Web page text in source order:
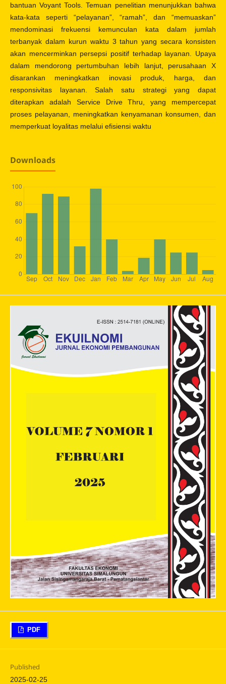
bantuan Voyant Tools. Temuan penelitian menunjukkan bahwa
kata-kata seperti “pelayanan”, “ramah”, dan “memuaskan”
mendominasi frekuensi kemunculan kata dalam jumlah
terbanyak dalam kurun waktu 3 tahun yang secara konsisten
akan mencerminkan persepsi positif terhadap layanan. Upaya
dalam mendorong pertumbuhan lebih lanjut, perusahaan X
disarankan meningkatkan inovasi produk, harga, dan
responsivitas layanan. Salah satu strategi yang dapat
diterapkan adalah Service Drive Thru, yang mempercepat
proses pelayanan, meningkatkan kenyamanan konsumen, dan
memperkuat loyalitas melalui efisiensi waktu
Downloads
PDF
Published
2025-02-25